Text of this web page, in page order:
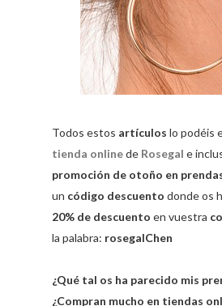
Todos estos artículos lo podéis
tienda onlinede Rosegal e
promoción de otoño en
un código descuento donde os
20% de descuento en vuestra
la palabra: rosegalChen
¿Qué tal os ha parecido mis
¿Compran mucho en tiendas